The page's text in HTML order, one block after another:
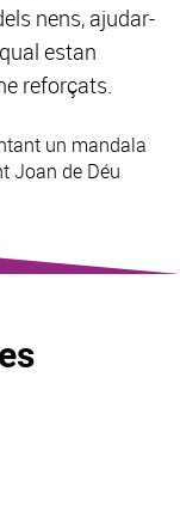
nens, ajudar-
estan
reforçats.